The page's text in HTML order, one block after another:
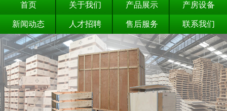
首页 关于我们 产品展示 产房设备
新闻动态 人才招聘 售后服务 联系我们